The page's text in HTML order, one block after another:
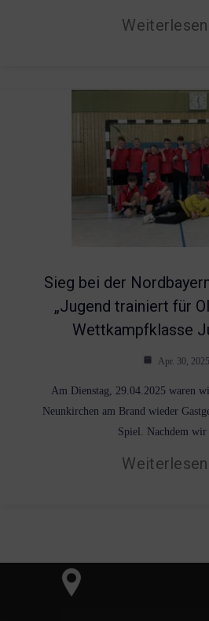
Weiterlesen
Sieg bei der
„Jugend trainiert für
Wettkampfklasse
Apr. 30, 2025
Am Dienstag, 29.04.2025 waren
Neunkirchen am Brand wieder
Spiel. Nachdem
Weiterlesen